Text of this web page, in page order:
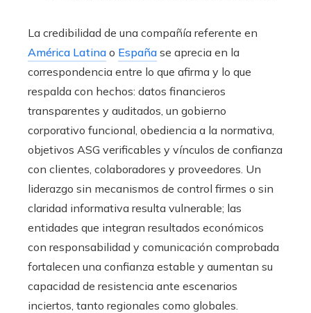
La credibilidad de una compañía referente en
América Latina o España se aprecia en la
correspondencia entre lo que afirma y lo que
respalda con hechos: datos financieros
transparentes y auditados, un gobierno
corporativo funcional, obediencia a la normativa,
objetivos ASG verificables y vínculos de confianza
con clientes, colaboradores y proveedores. Un
liderazgo sin mecanismos de control firmes o sin
claridad informativa resulta vulnerable; las
entidades que integran resultados económicos
con responsabilidad y comunicación comprobada
fortalecen una confianza estable y aumentan su
capacidad de resistencia ante escenarios
inciertos, tanto regionales como globales.